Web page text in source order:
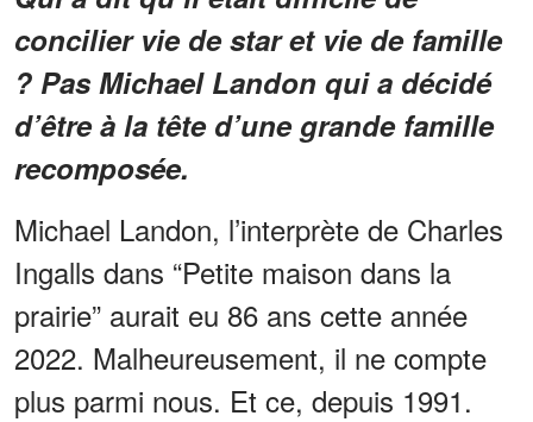
concilier vie de star et vie de famille
? Pas Michael Landon qui a décidé
d’être à la tête d’une grande famille
recomposée.
Michael Landon, l’interprète de Charles
Ingalls dans “Petite maison dans la
prairie” aurait eu 86 ans cette année
2022. Malheureusement, il ne compte
plus parmi nous. Et ce, depuis 1991.